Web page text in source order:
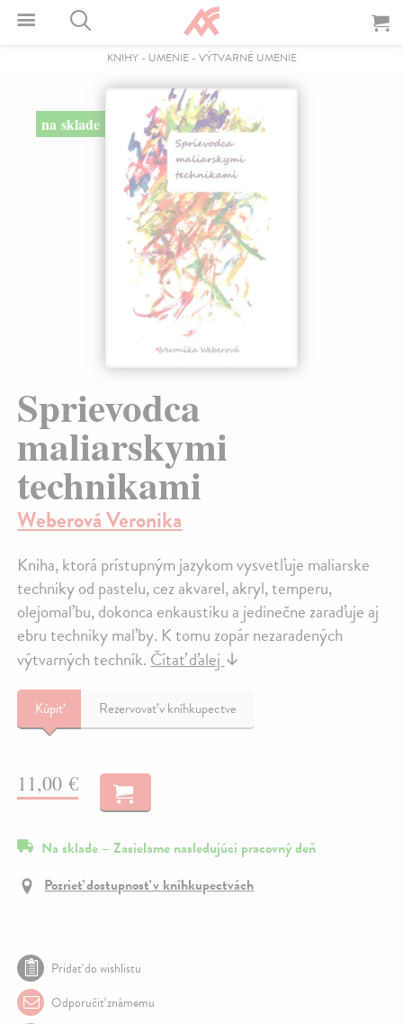
KNIHY- UMENIE- VÝTVARNÉ UMENIE
na sklade
Sprievodca
maliarskymi
technikami
Weberová Veronika
Kniha, ktorá prístupným jazykom vysvetľuje maliarske
techniky od pastelu, cez akvarel, akryl, temperu,
olejomaľbu, dokonca enkaustiku a jedinečne zaraďuje aj
ebru techniky maľby. K tomu zopár nezaradených
výtvarných techník.Čítať ďalej↓
Kúpiť Rezervovať v kníhkupectve
11,00 €
Na sklade – Zasielame nasledujúci pracovný deň
Pozrieť dostupnosť v kníhkupectvách
Pridať do wishlistu
Odporučiť známemu